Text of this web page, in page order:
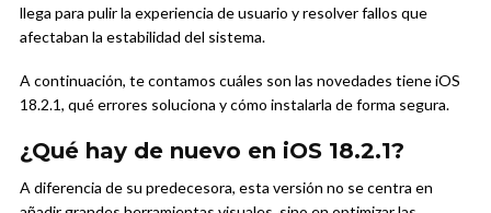
llega para pulir la experiencia de usuario y resolver fallos que
afectaban la estabilidad del sistema.
A continuación, te contamos cuáles son las novedades tiene iOS
18.2.1, qué errores soluciona y cómo instalarla de forma segura.
¿Qué hay de nuevo en iOS 18.2.1?
A diferencia de su predecesora, esta versión no se centra en